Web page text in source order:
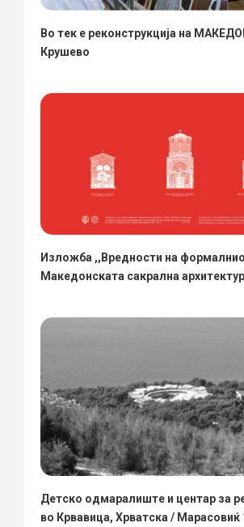
Во тек е реконструкција на
Крушево
Изложба ,,Вредности на
Македонската сакрална
Детско одмаралиште и центар за
во Крвавица, Хрватска / Марасовиќ